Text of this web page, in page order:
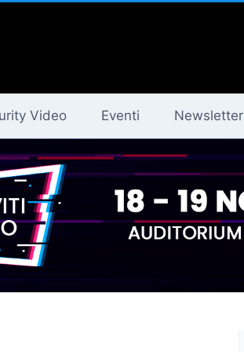
Video Eventi Newsletter